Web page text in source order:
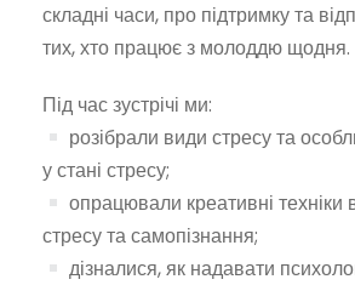
складні часи, про підтримку та
тих, хто працює з молоддю щодня.
Під час зустрічі ми:
розібрали види стресу та
у стані стресу;
опрацювали креативні техніки
стресу та самопізнання;
дізналися, як надавати